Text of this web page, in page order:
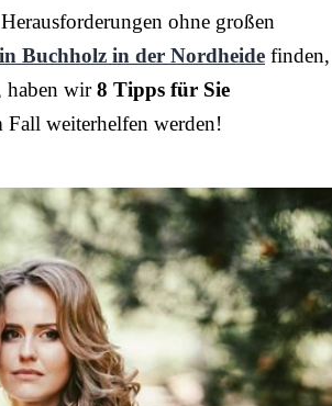
ohne großen
Buchholz in der Nordheide finden,
haben wir8 Tipps für Sie
Fall weiterhelfen werden!